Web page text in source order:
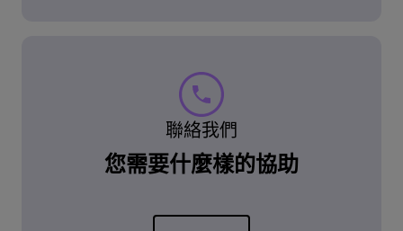
聯絡我們
您需要什麼樣的協助